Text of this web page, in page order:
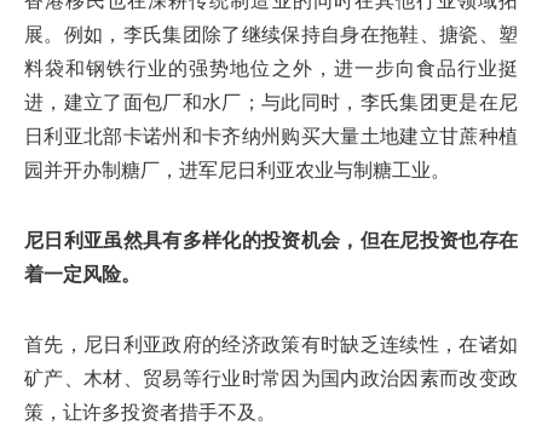
展。例如，李氏集团除了继续保持自身在拖鞋、搪瓷、塑
料袋和钢铁行业的强势地位之外，进一步向食品行业挺
进，建立了面包厂和水厂；与此同时，李氏集团更是在尼
日利亚北部卡诺州和卡齐纳州购买大量土地建立甘蔗种植
园并开办制糖厂，进军尼日利亚农业与制糖工业。
尼日利亚虽然具有多样化的投资机会，但在尼投资也存在
着一定风险。
首先，尼日利亚政府的经济政策有时缺乏连续性，在诸如
矿产、木材、贸易等行业时常因为国内政治因素而改变政
策，让许多投资者措手不及。